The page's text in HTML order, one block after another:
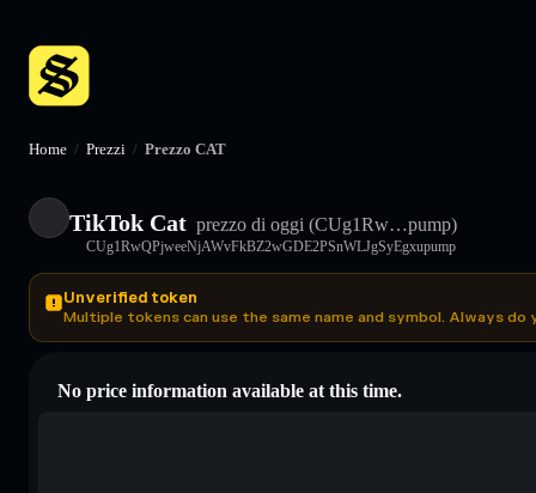
Home / Prezzi / Prezzo CAT
TikTok Cat prezzo di oggi (CUg1Rw…pump)
CUg1RwQPjweeNjAWvFkBZ2wGDE2PSnWLJgSyEgxupump
Unverified token
Multiple tokens can use the same name and symbol. Always
No price information available at this time.